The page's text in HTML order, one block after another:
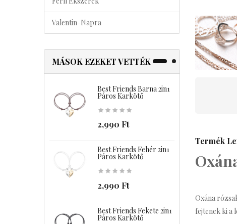
Valentin-Napra
MÁSOK EZEKET VETTÉK
Best Friends Barna 2in1
Páros Karkötő
2,990 Ft
Best Friends Fehér 2in1
Páros Karkötő
2,990 Ft
Best Friends Fekete 2in1
Páros Karkötő
Termék
Oxána
fejtenek ki a